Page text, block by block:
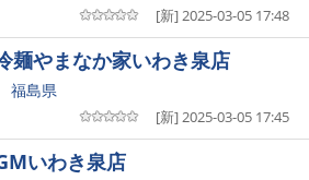
[新] 2025-03-05 17:48
麺やまなか家いわき泉店
福島県
[新] 2025-03-05 17:45
いわき泉店